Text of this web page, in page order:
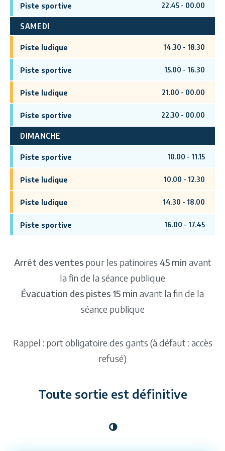
Piste sportive 22.45 - 00.00
SAMEDI
Piste ludique 14.30 - 18.30
Piste sportive 15.00 - 16.30
Piste ludique 21.00 - 00.00
Piste sportive 22.30 - 00.00
DIMANCHE
Piste sportive 10.00 - 11.15
Piste ludique 10.00 - 12.30
Piste ludique 14.30 - 18.00
Piste sportive 16.00 - 17.45
Arrêt des ventespour les patinoires 45 min avant
la fin de la séance publique
Évacuation des pistes 15 min avant la fin de la
séance publique
Rappel : port obligatoire des gants (à défaut : accès
refusé)
Toute sortie est définitive